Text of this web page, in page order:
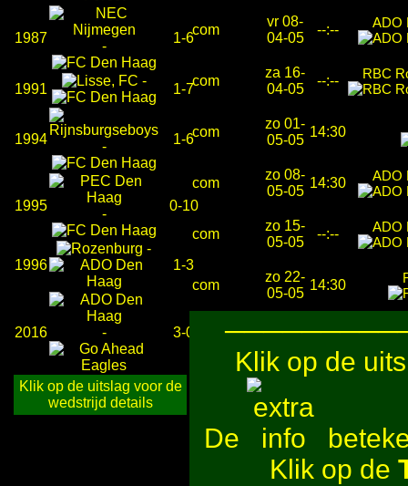
1987
-
1-6
1991
-
1-7
1994 - 1-6
1995
-
0-10
1996
-
1-3
2016 - 3-0
Klik op de uitslag voor de
wedstrijd details
com
vr 08-
04-05
--:-- ADO
com
za 16-
04-05
--:-- RBC
com
zo 01-
05-05
14:30
com
zo 08-
05-05
14:30 ADO
com
zo 15-
05-05
--:-- ADO
com
zo 22-
05-05
14:30
Klik op de
De
Klik op de